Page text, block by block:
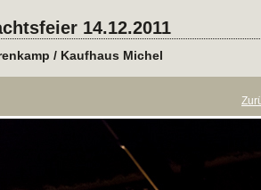
14.12.2011
/ Kaufhaus Michel